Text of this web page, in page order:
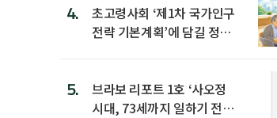
4.
초고령사회 ‘제1차 국가인구
전략 기본계획’에 담길 정책
5.
브라보 리포트 1호 ‘사오정
시대, 73세까지 일하기 전략’